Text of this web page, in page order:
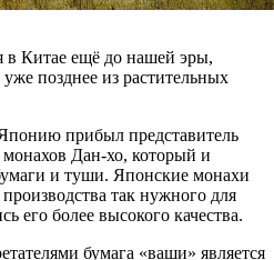
в Китае ещё до нашей эры,
позднее из растительных
прибыл представитель
Дан-хо, который и
и туши. Японские монахи
так нужного для
его более высокого качества.
бумага «ваши» является